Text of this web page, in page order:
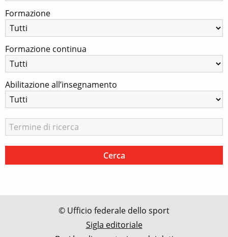
Formazione
Formazione continua
Abilitazione all’insegnamento
© Ufficio federale dello sport
Sigla editoriale